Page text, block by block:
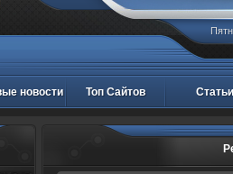
новости Топ Сайтов Статьи